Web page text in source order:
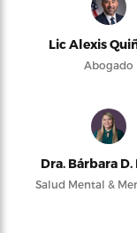
Lic Alexis
Abogado
Dra. Bárbara D.
Salud Mental &